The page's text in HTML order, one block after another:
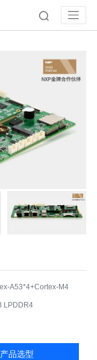
A53*4+Cortex-M4
LPDDR4
产品选型